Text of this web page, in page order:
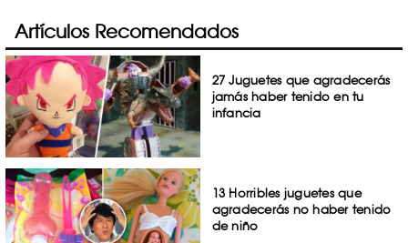
Artículos Recomendados
27 Juguetes que agradecerás
jamás haber tenido en tu
infancia
13 Horribles juguetes que
agradecerás no haber tenido
de niño